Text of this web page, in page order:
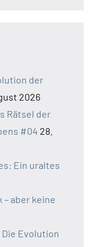
der
2026
Rätsel der
#04 28.
Ein uraltes
– aber keine
Evolution